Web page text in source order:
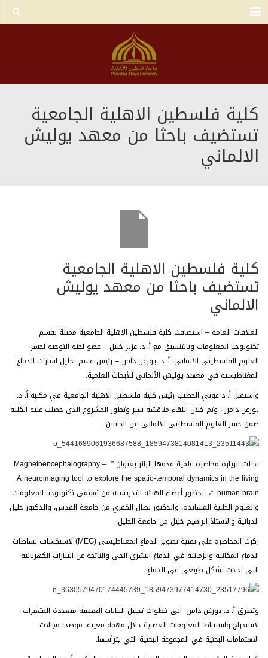
Menu
كلية فلسطين الاهلية الجامعية
تستضيف باحثا من معهد يوليش
الالماني
كلية فلسطين الاهلية الجامعية
تستضيف باحثا من معهد يوليش
الالماني
العلاقات العامة – استضافت كلية فلسطين الاهلية الجامعية ممثلة بقسم
تكنولوجيا المعلومات وبالتنسيق مع أ. د. عزيز خليل – عضو لجنة التوجيه لجسر
العلوم الفلسطيني الألماني، أ. د. يورغن دامرز – رئيس قسم تحليل اشارات الدماغ
المغناطيسية في معهد يوليش الألماني للأبحاث العلمية.
واستقبل أ. د عوني الخطيب رئيس كلية فلسطين الاهلية الجامعية في مكتبه أ. د.
يورغن دامرز ، وتم خلال اللقاء مناقشة سير وتطور المشروع الذي حصلت عليه الكلية
ضمن جسر العلوم الفلسطيني الألماني بين الجانبين.
تخللت الزيارة محاضرة علمية قدمها الزائر بعنوان ” Magnetoencephalography –
A neuroimaging tool to explore the spatio-temporal dynamics in the living
human brain. “، بحضور أعضاء الهيئة التدريسية من قسمي تكنولوجيا المعلومات
والعلوم الطبية المساندة، والدكتور نضال الكفري من جامعة القدس، والدكتور خليل
الذبانية والاستاذ ابراهيم خليل من جامعة الخليل.
ركزت المحاضرة على تقنية تصوير الدماغ المغناطيسي (MEG) لاستكشاف نشاطات
الدماغ المكانية والزمانية في الدماغ البشري الحي والناتجة عن التيارات الكهربائية
التي تحدث بشكل طبيعي في الدماغ.
وتطرق أ. د. يورغن دامرز الى خطوات تحليل البيانات العصبية متعددة المتغيرات
لاستخراج واستنباط المعلومات العصبية خلال مهمة معينة، موضحا مجالات
الاهتمامات البحثية في المجموعة البحثية التي يترأسها.